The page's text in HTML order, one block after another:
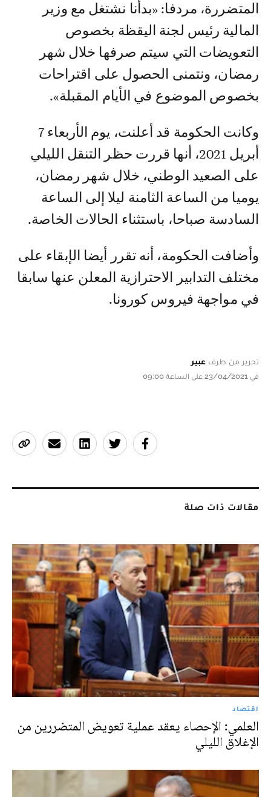
المتضررة، مردفا: «بدأنا نشتغل مع وزير
المالية رئيس لجنة اليقظة بخصوص
التعويضات التي سيتم صرفها خلال شهر
رمضان، ونتمنى الحصول على اقتراحات
بخصوص الموضوع في الأيام المقبلة».
وكانت الحكومة قد أعلنت، يوم الأربعاء 7
أبريل 2021، أنها قررت حظر التنقل الليلي
على الصعيد الوطني، خلال شهر رمضان،
يوميا من الساعة الثامنة ليلا إلى الساعة
السادسة صباحا، باستثناء الحالات الخاصة.
وأضافت الحكومة، أنه تقرر أيضا الإبقاء على
مختلف التدابير الاحترازية المعلن عنها سابقا
في مواجهة فيروس كورونا.
تحرير من طرف عبير
في 23/04/2021 على الساعة 09:00
مقالات ذات صلة
اقتصاد
العلمي: الإحصاء يعقد عملية تعويض المتضررين من
الإغلاق الليلي